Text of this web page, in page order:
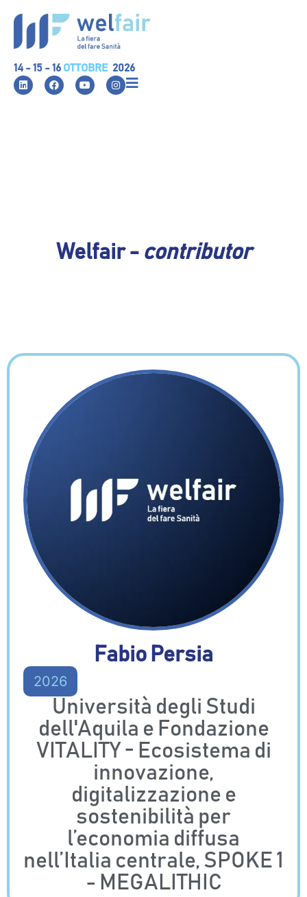
14 - 15 - 16 OTTOBRE 2026
Welfair -contributor
Fabio Persia
2026
Università degli Studi
dell'Aquila e Fondazione
VITALITY - Ecosistema di
innovazione,
digitalizzazione e
sostenibilità per
l’economia diffusa
nell’Italia centrale, SPOKE 1
- MEGALITHIC